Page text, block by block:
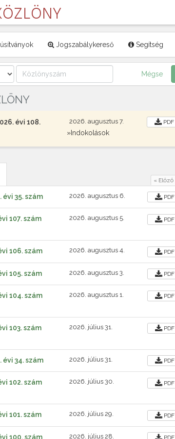
Jogszabálykereső Segítség
Mégse
évi 108.
2026. augusztus 7. PDF
»Indokolások
« Előző
évi 35. szám 2026. augusztus 6. PDF
107. szám
2026. augusztus 5. PDF
106. szám 2026. augusztus 4. PDF
105. szám 2026. augusztus 3. PDF
104. szám
2026. augusztus 1. PDF
103. szám
2026. július 31. PDF
évi 34. szám 2026. július 31. PDF
102. szám
2026. július 30. PDF
101. szám 2026. július 29. PDF
100. szám 2026. július 28. PDF